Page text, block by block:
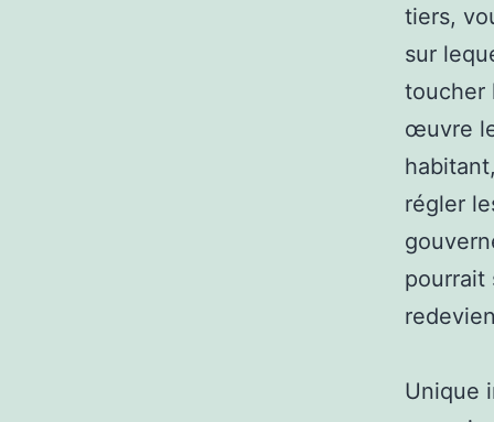
tiers,
sur
toucher
œuvre
régler
pourrait
Unique